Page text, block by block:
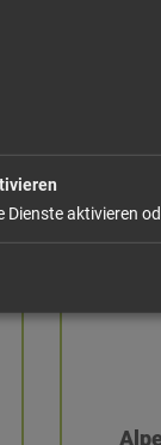
Dienste aktivieren